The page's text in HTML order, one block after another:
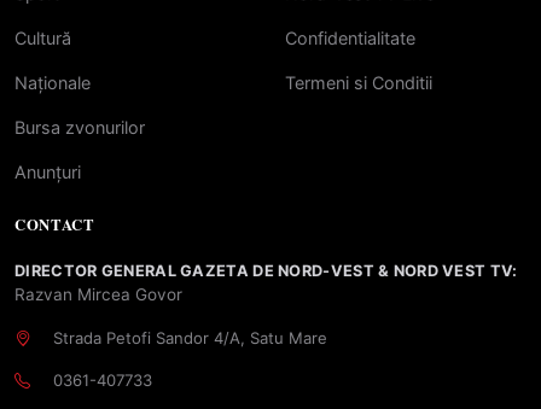
Cultură
Naționale
Bursa zvonurilor
Anunțuri
Confidentialitate
Termeni si Conditii
CONTACT
DIRECTOR GENERAL GAZETA DE NORD-VEST & NORD VEST TV:
Razvan Mircea Govor
Strada Petofi Sandor 4/A, Satu Mare
0361-407733